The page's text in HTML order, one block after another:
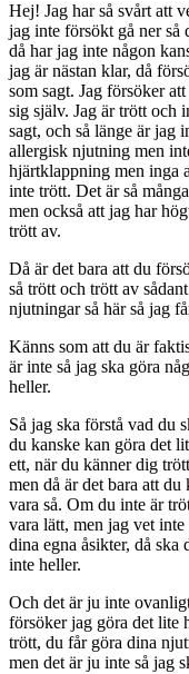
Hej! Jag har så svårt att
jag inte försökt gå ner så
då har jag inte någon
jag är nästan klar, då
som sagt. Jag försöker
sig själv. Jag är trött och
sagt, och så länge är jag
allergisk njutning men
hjärtklappning men inga
inte trött. Det är så
men också att jag har
trött av.
Då är det bara att du
så trött och trött av
njutningar så här så jag
Känns som att du är
är inte så jag ska göra
heller.
Så jag ska förstå vad du
du kanske kan göra det
ett, när du känner dig
men då är det bara att
vara så. Om du inte är
vara lätt, men jag vet
dina egna åsikter, då ska
inte heller.
Och det är ju inte
försöker jag göra det lite
trött, du får göra dina
men det är ju inte så jag